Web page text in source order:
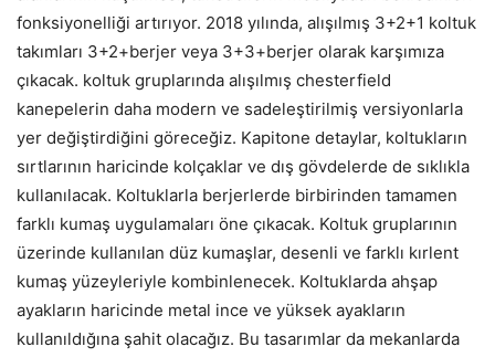
fonksiyonelliği artırıyor. 2018 yılında, alışılmış 3+2+1 koltuk
takımları 3+2+berjer veya 3+3+berjer olarak karşımıza
çıkacak. koltuk gruplarında alışılmış chesterfield
kanepelerin daha modern ve sadeleştirilmiş versiyonlarla
yer değiştirdiğini göreceğiz. Kapitone detaylar, koltukların
sırtlarının haricinde kolçaklar ve dış gövdelerde de sıklıkla
kullanılacak. Koltuklarla berjerlerde birbirinden tamamen
farklı kumaş uygulamaları öne çıkacak. Koltuk gruplarının
üzerinde kullanılan düz kumaşlar, desenli ve farklı kırlent
kumaş yüzeyleriyle kombinlenecek. Koltuklarda ahşap
ayakların haricinde metal ince ve yüksek ayakların
kullanıldığına şahit olacağız. Bu tasarımlar da mekanlarda